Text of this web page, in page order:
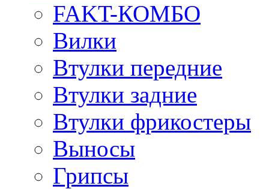
FAKT-КОМБО
Вилки
Втулки передние
Втулки задние
Втулки фрикостеры
Выносы
Грипсы